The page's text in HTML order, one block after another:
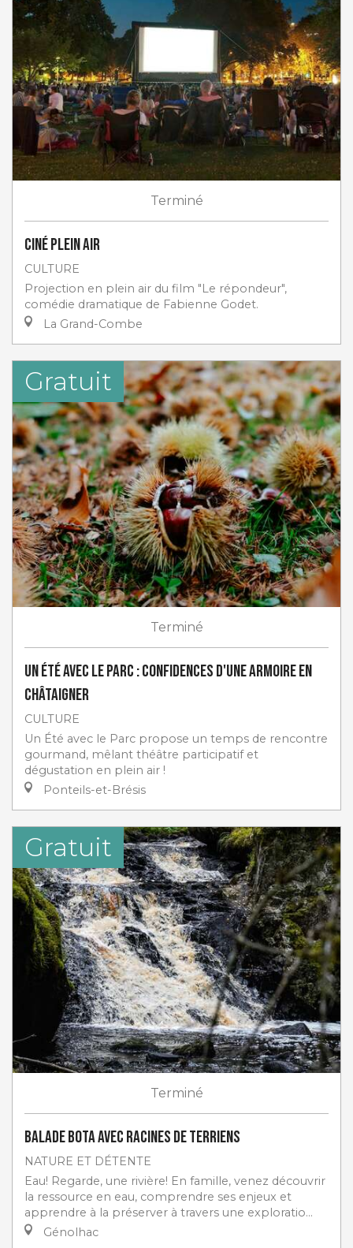
Terminé
Ciné plein air
CULTURE
Projection en plein air du film "Le répondeur",
comédie dramatique de Fabienne Godet.
La Grand-Combe
Gratuit
Terminé
Un Été avec le Parc : Confidences d'une armoire en
châtaigner
CULTURE
Un Été avec le Parc propose un temps de rencontre
gourmand, mêlant théâtre participatif et
dégustation en plein air !
Ponteils-et-Brésis
Gratuit
Terminé
Balade Bota avec Racines de Terriens
NATURE ET DÉTENTE
Eau! Regarde, une rivière! En famille, venez découvrir
la ressource en eau, comprendre ses enjeux et
apprendre à la préserver à travers une exploratio...
Génolhac